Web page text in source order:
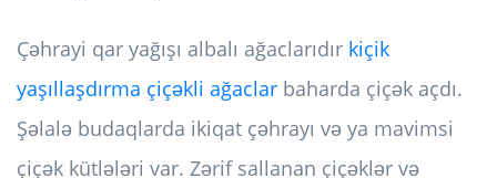
Çəhrayi qar yağışı albalı ağaclarıdır kiçik
yaşıllaşdırma çiçəkli ağaclar baharda çiçək açdı.
Şəlalə budaqlarda ikiqat çəhrayı və ya mavimsi
çiçək kütlələri var. Zərif sallanan çiçəklər və